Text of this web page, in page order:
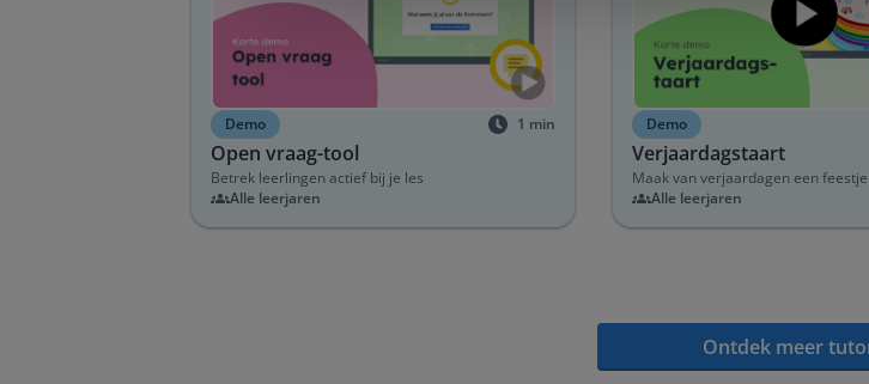
Demo 1 min
Open vraag-tool
Betrek leerlingen actief bij je les
Alle leerjaren
Demo
Verjaardagstaart
Maak van verjaardagen een feestje
Alle leerjaren
Ontdek meer